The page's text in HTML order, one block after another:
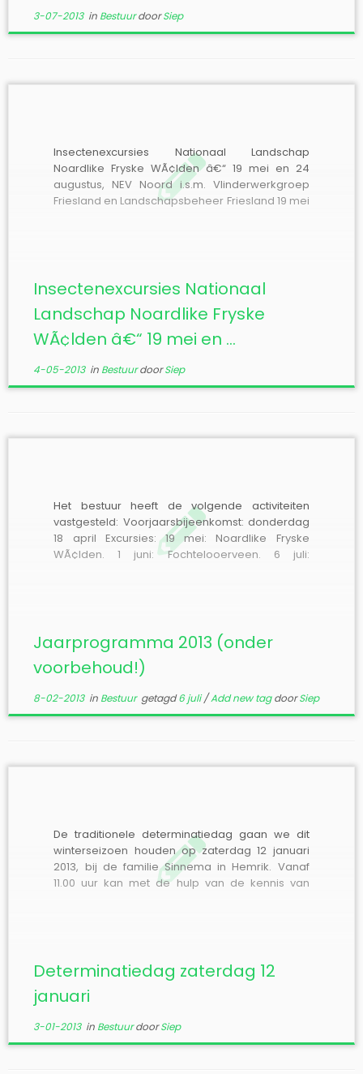
3-07-2013in BestuurdoorSiep
Insectenexcursies Nationaal Landschap
Noardlike Fryske WÃ¢lden â€“ 19 mei en 24
augustus, NEV Noord i.s.m. Vlinderwerkgroep
Friesland en Landschapsbeheer Friesland 19 mei
577.2. Vanaf de verzamelplaats gaan we via de
[…]
Insectenexcursies Nationaal
Landschap Noardlike Fryske
WÃ¢lden â€“ 19 mei en ...
4-05-2013in BestuurdoorSiep
Het bestuur heeft de volgende activiteiten
vastgesteld: Voorjaarsbijeenkomst: donderdag
18 april Excursies: 19 mei: Noardlike Fryske
WÃ¢lden. 1 juni: Fochtelooerveen. 6 juli:
aantal van deze activiteiten nog vergunningen
etc. moeten […]
Jaarprogramma 2013 (onder
voorbehoud!)
8-02-2013in Bestuur getagd6 juli/Add new tagdoorSiep
De traditionele determinatiedag gaan we dit
winterseizoen houden op zaterdag 12 januari
2013, bij de familie Sinnema in Hemrik. Vanaf
11.00 uur kan met de hulp van de kennis van
Determinatiedag zaterdag 12
januari
3-01-2013in BestuurdoorSiep